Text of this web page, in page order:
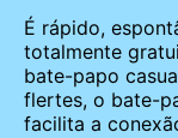
É rápido,
totalmente
bate-papo
flertes, o bate-
facilita a